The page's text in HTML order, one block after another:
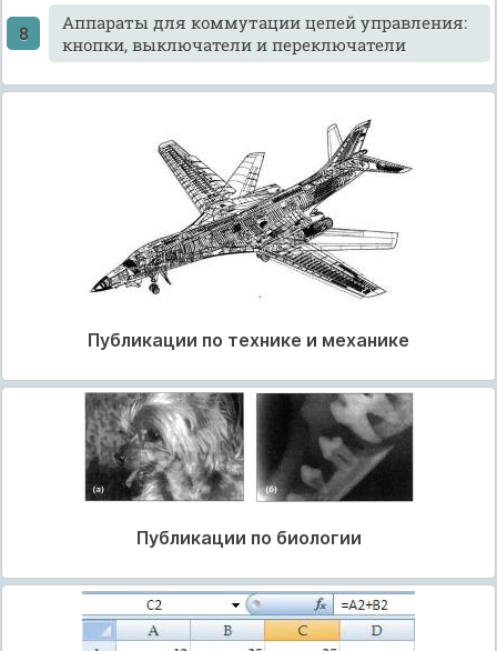
Аппараты для коммутации цепей управления:
кнопки, выключатели и переключатели
Публикации по технике и механике
Публикации по биологии